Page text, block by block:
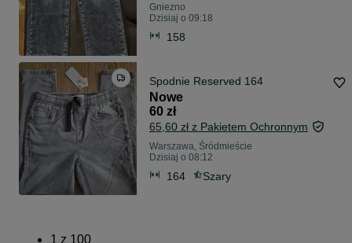
Gniezno
Dzisiaj o 09:18
158
Spodnie Reserved 164
Nowe
60 zł
65,60 zł z Pakietem Ochronnym
Warszawa, Śródmieście
Dzisiaj o 08:12
164 Szary
1 z 100